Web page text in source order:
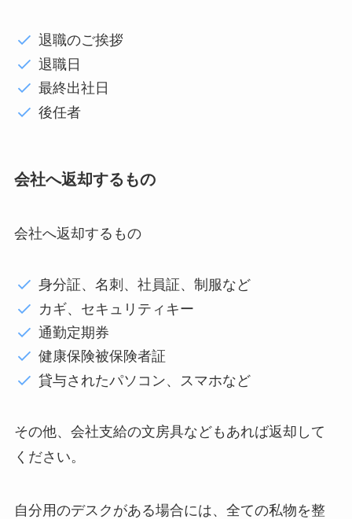
退職のご挨拶
退職日
最終出社日
後任者
会社へ返却するもの
会社へ返却するもの
身分証、名刺、社員証、制服など
カギ、セキュリティキー
通勤定期券
健康保険被保険者証
貸与されたパソコン、スマホなど
その他、会社支給の文房具などもあれば返却して
ください。
自分用のデスクがある場合には、全ての私物を整